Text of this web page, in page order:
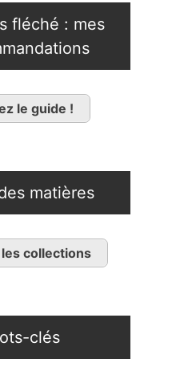
fléché : mes
le guide !
matières
collections
clés